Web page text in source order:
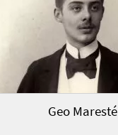
Geo Maresté